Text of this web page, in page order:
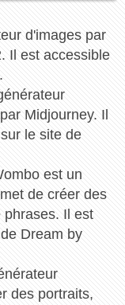
d'images par
Il est accessible
Midjourney. Il
le site de
est un
de créer des
phrases. Il est
Dream by
des portraits,